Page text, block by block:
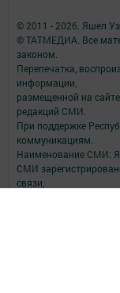
© 2011 - 2026. Яшел
© ТАТМЕДИА. Все
законом.
Перепечатка,
информации,
размещенной на
редакций СМИ.
При поддержке
коммуникациям.
Наименование СМИ:
СМИ
связи,